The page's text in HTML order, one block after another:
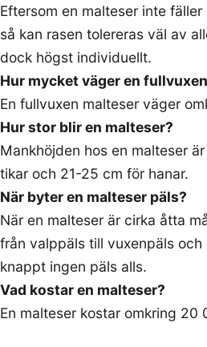
Eftersom en malteser inte
så kan rasen tolereras väl av
dock högst individuellt.
Hur mycket väger en
En fullvuxen malteser väger
Hur stor blir en malteser?
Mankhöjden hos en malteser
tikar och 21-25 cm för hanar.
När byter en malteser päls?
När en malteser är cirka åtta
från valppäls till vuxenpäls
knappt ingen päls alls.
Vad kostar en malteser?
En malteser kostar omkring